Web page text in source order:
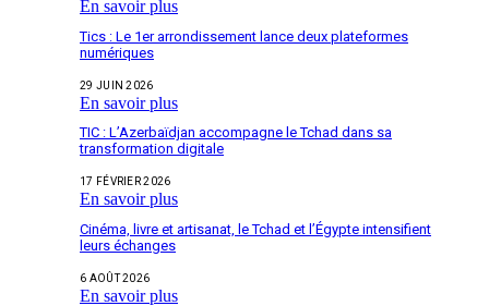
En savoir plus
Tics : Le 1er arrondissement lance deux plateformes
numériques
29 JUIN 2026
En savoir plus
TIC : L’Azerbaïdjan accompagne le Tchad dans sa
transformation digitale
17 FÉVRIER 2026
En savoir plus
Cinéma, livre et artisanat, le Tchad et l’Égypte intensifient
leurs échanges
6 AOÛT 2026
En savoir plus